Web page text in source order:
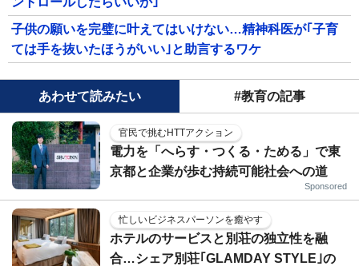
子供の願いを完璧に叶えてはいけない…精神科医が｢子育
ては手を抜いたほうがいい｣と助言するワケ
あわせて読みたい #教育の記事
官民で挑むHTTアクション
電力を「へらす・つくる・ためる」で東
京都と企業が歩む持続可能社会への道
Sponsored
忙しいビジネスパーソンを癒やす
ホテルのサービスと別荘の独立性を融
合…シェア別荘｢GLAMDAY STYLE｣の